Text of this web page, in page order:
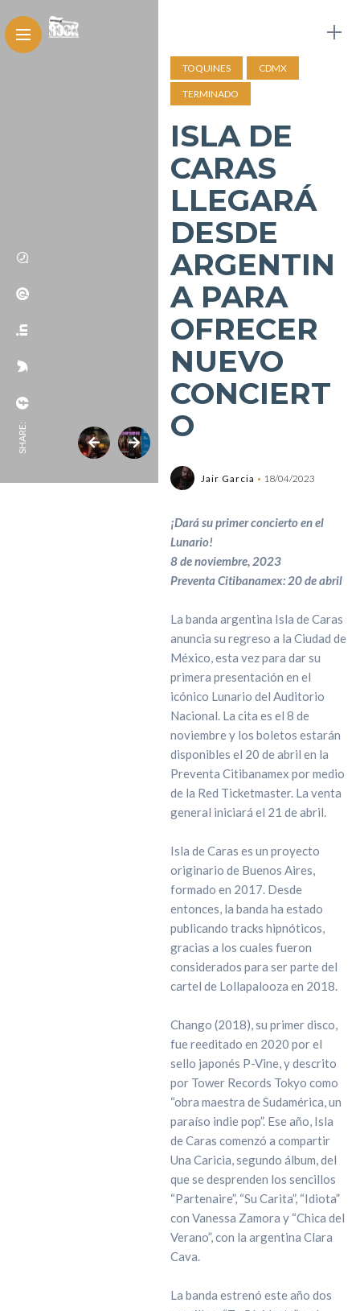
SHARE:
TOQUINES CDMX
TERMINADO
ISLA DE
CARAS
LLEGARÁ
DESDE
ARGENTIN
A PARA
OFRECER
NUEVO
CONCIERT
O
Jair Garcia 18/04/2023
¡Dará su primer concierto en el
Lunario!
8 de noviembre, 2023
Preventa Citibanamex: 20 de abril
La banda argentina Isla de Caras
anuncia su regreso a la Ciudad de
México, esta vez para dar su
primera presentación en el
icónico Lunario del Auditorio
Nacional. La cita es el 8 de
noviembre y los boletos estarán
disponibles el 20 de abril en la
Preventa Citibanamex por medio
de la Red Ticketmaster. La venta
general iniciará el 21 de abril.
Isla de Caras es un proyecto
originario de Buenos Aires,
formado en 2017. Desde
entonces, la banda ha estado
publicando tracks hipnóticos,
gracias a los cuales fueron
considerados para ser parte del
cartel de Lollapalooza en 2018.
Chango (2018), su primer disco,
fue reeditado en 2020 por el
sello japonés P-Vine, y descrito
por Tower Records Tokyo como
“obra maestra de Sudamérica, un
paraíso indie pop”. Ese año, Isla
de Caras comenzó a compartir
Una Caricia, segundo álbum, del
que se desprenden los sencillos
“Partenaire”, “Su Carita”, “Idiota”
con Vanessa Zamora y “Chica del
Verano”, con la argentina Clara
Cava.
La banda estrenó este año dos